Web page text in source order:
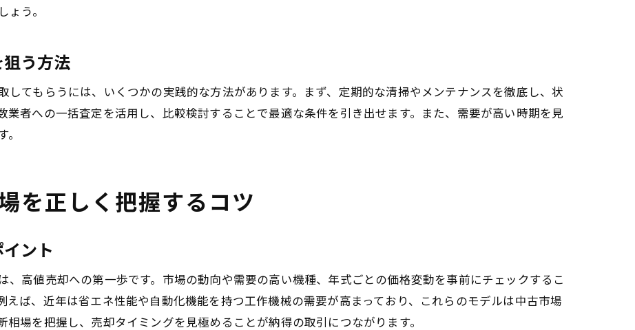
う。
う方法
てもらうには、いくつかの実践的な方法があります。まず、定期的な清掃やメンテナンスを徹底し、状
業者への一括査定を活用し、比較検討することで最適な条件を引き出せます。また、需要が高い時期を見
を正しく把握するコツ
ント
高値売却への第一歩です。市場の動向や需要の高い機種、年式ごとの価格変動を事前にチェックするこ
えば、近年は省エネ性能や自動化機能を持つ工作機械の需要が高まっており、これらのモデルは中古市場
場を把握し、売却タイミングを見極めることが納得の取引につながります。